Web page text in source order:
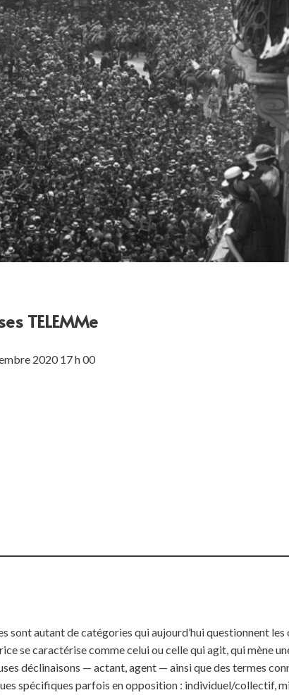
TELEMMe
2020 17 h 00
autant de catégories qui aujourd’hui questionnent
se caractérise comme celui ou celle qui agit, qui mène
déclinaisons — actant, agent — ainsi que des termes
spécifiques parfois en opposition : individuel/collectif,